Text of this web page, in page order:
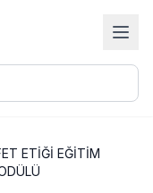
ETİĞİ EĞİTİM